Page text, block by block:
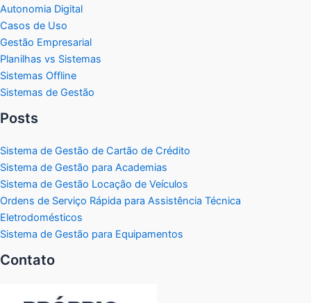
Autonomia Digital
Casos de Uso
Gestão Empresarial
Planilhas vs Sistemas
Sistemas Offline
Sistemas de Gestão
Posts
Sistema de Gestão de Cartão de Crédito
Sistema de Gestão para Academias
Sistema de Gestão Locação de Veículos
Ordens de Serviço Rápida para Assistência Técnica
Eletrodomésticos
Sistema de Gestão para Equipamentos
Contato